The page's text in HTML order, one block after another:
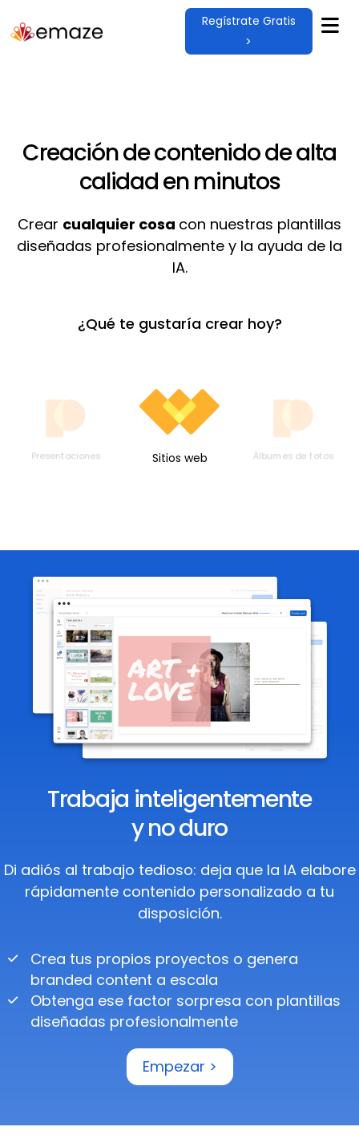
Regístrate Gratis
>
Creación de contenido de alta
calidad en minutos
Crear cualquier cosa con nuestras plantillas
diseñadas profesionalmente y la ayuda de la
IA.
¿Qué te gustaría crear hoy?
Presentaciones Sitios web Álbumes de fotos
Trabaja inteligentemente
y no duro
Di adiós al trabajo tedioso: deja que la IA elabore
rápidamente contenido personalizado a tu
disposición.
Crea tus propios proyectos o genera
branded content a escala
Obtenga ese factor sorpresa con plantillas
diseñadas profesionalmente
Empezar >